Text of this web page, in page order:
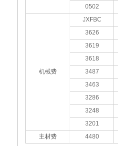
0502
机械费
JXFBC
3626
3619
3618
3487
3463
3286
3248
3201
主材费
4480